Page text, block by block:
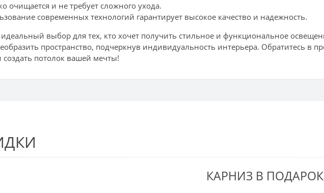
очищается и не требует сложного ухода.
современных технологий гарантирует высокое качество и надежность.
выбор для тех, кто хочет получить стильное и функциональное
пространство, подчеркнув индивидуальность интерьера. Обратитесь в
потолок вашей мечты!
СКРЫТЫЙ КАРНИЗ